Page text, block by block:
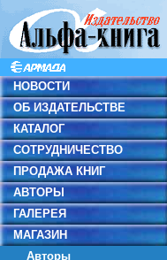
НОВОСТИ
ОБ ИЗДАТЕЛЬСТВЕ
КАТАЛОГ
СОТРУДНИЧЕСТВО
ПРОДАЖА КНИГ
АВТОРЫ
ГАЛЕРЕЯ
МАГАЗИН
Авторы